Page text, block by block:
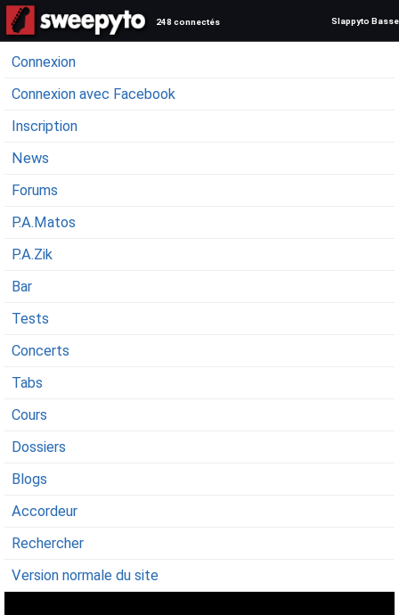
248 connectés Slappyto Basse
Connexion
Connexion avec Facebook
Inscription
News
Forums
P.A.Matos
P.A.Zik
Bar
Tests
Concerts
Tabs
Cours
Dossiers
Blogs
Accordeur
Rechercher
Version normale du site